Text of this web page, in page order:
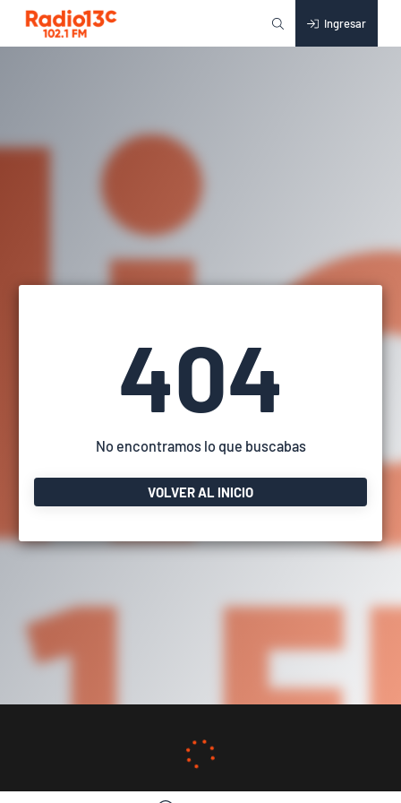
Ingresar
404
No encontramos lo que buscabas
VOLVER AL INICIO